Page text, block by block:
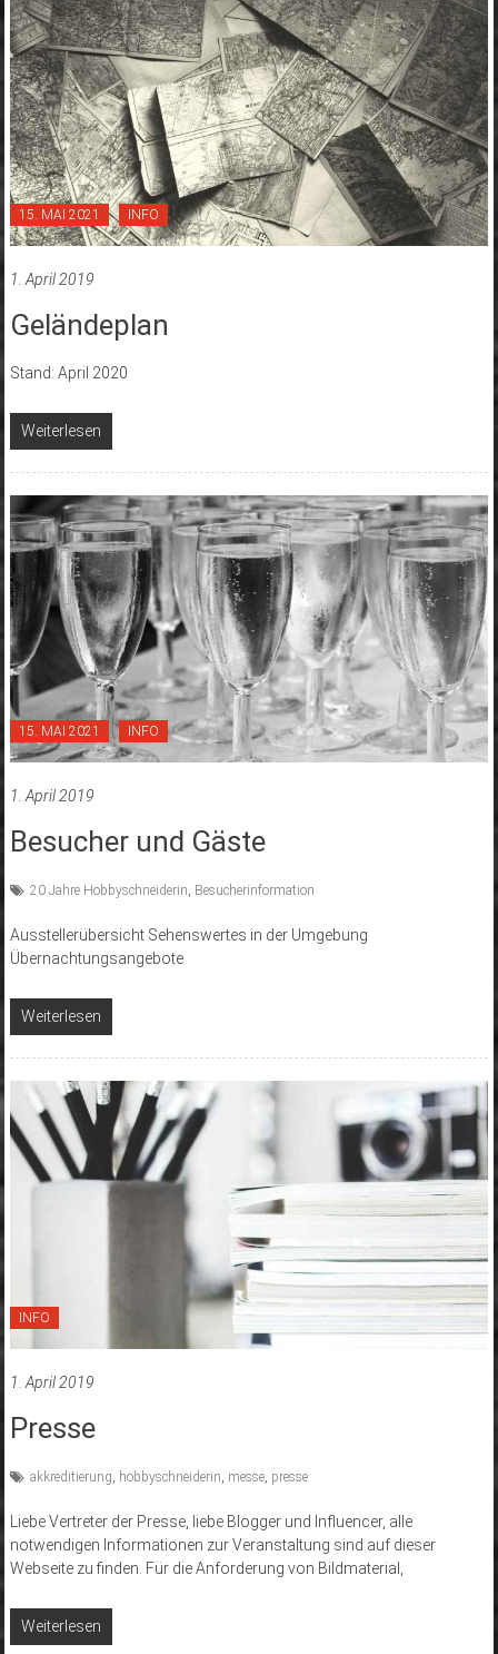
15. MAI 2021 INFO
1. April 2019
Geländeplan
Stand: April 2020
Weiterlesen
15. MAI 2021 INFO
1. April 2019
Besucher und Gäste
20 Jahre Hobbyschneiderin, Besucherinformation
Ausstellerübersicht Sehenswertes in der Umgebung
Übernachtungsangebote
Weiterlesen
INFO
1. April 2019
Presse
akkreditierung, hobbyschneiderin, messe, presse
Liebe Vertreter der Presse, liebe Blogger und Influencer, alle
notwendigen Informationen zur Veranstaltung sind auf dieser
Webseite zu finden. Für die Anforderung von Bildmaterial,
Weiterlesen